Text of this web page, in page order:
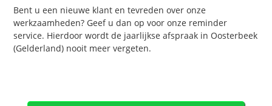
Bent u een nieuwe klant en tevreden over onze
werkzaamheden? Geef u dan op voor onze reminder
service. Hierdoor wordt de jaarlijkse afspraak in Oosterbeek
(Gelderland) nooit meer vergeten.